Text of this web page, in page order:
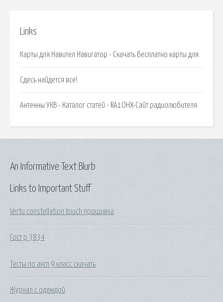
Links
Карты для Навител Навигатор - Скачать бесплатно карты для.
Сдесь найдется все!.
Антенны УКВ - Каталог статей - RA1OHX-Cайт радиолюбителя.
Links to Important Stuff
Vertu constellation touch прошивка
Гост р 3834
Тесты по англ 9 класс скачать
Журнал с одеждой
An Informative Text Blurb